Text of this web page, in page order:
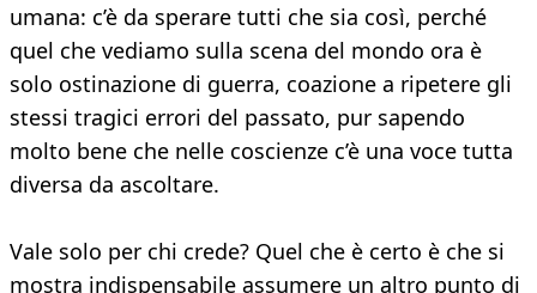
umana: c’è da sperare tutti che sia così, perché
quel che vediamo sulla scena del mondo ora è
solo ostinazione di guerra, coazione a ripetere gli
stessi tragici errori del passato, pur sapendo
molto bene che nelle coscienze c’è una voce tutta
diversa da ascoltare.
Vale solo per chi crede? Quel che è certo è che si
mostra indispensabile assumere un altro punto di